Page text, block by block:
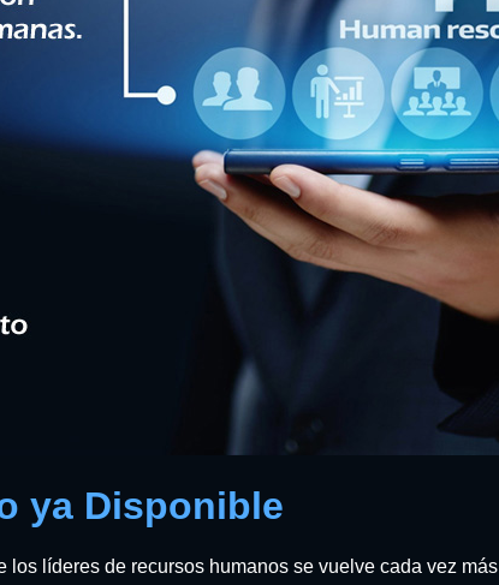
ya Disponible
líderes de recursos humanos se vuelve cada vez más